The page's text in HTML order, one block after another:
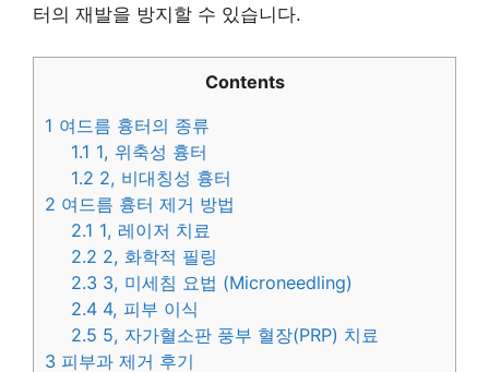
터의 재발을 방지할 수 있습니다.
Contents
1 여드름 흉터의 종류
1.1 1, 위축성 흉터
1.2 2, 비대칭성 흉터
2 여드름 흉터 제거 방법
2.1 1, 레이저 치료
2.2 2, 화학적 필링
2.3 3, 미세침 요법 (Microneedling)
2.4 4, 피부 이식
2.5 5, 자가혈소판 풍부 혈장(PRP) 치료
3 피부과 제거 후기